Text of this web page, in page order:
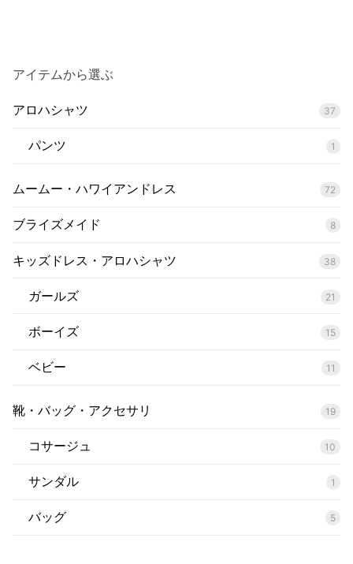
アイテムから選ぶ
アロハシャツ 37
パンツ 1
ムームー・ハワイアンドレス 72
ブライズメイド 8
キッズドレス・アロハシャツ 38
ガールズ 21
ボーイズ 15
ベビー 11
靴・バッグ・アクセサリ 19
コサージュ 10
サンダル 1
バッグ 5